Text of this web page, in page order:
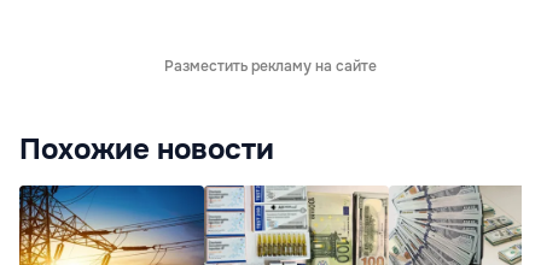
Разместить рекламу на сайте
Похожие новости